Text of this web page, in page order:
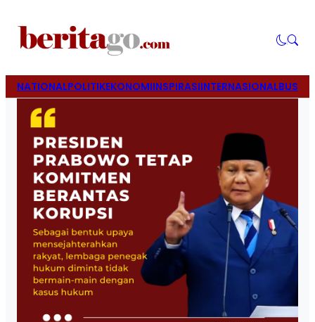
NATIONALPOLITIKEKONOMIINSPIRASIINTERNASIONAL